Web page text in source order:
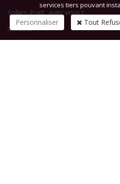
Solliès-Pont, avec vous !
Contact
services tiers pouvant
Personnaliser Tout